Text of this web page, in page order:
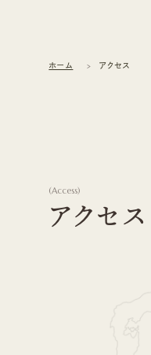
ホーム アクセス
(Access)
アクセス